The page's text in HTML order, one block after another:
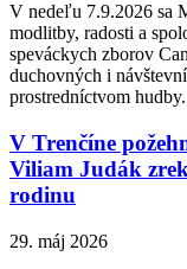
V nedeľu 7.9.2026 sa
modlitby, radosti a
speváckych zborov
duchovných i
prostredníctvom hudby.
V Trenčíne
Viliam Judák
rodinu
29. máj 2026